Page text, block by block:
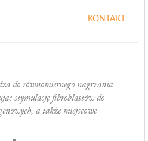
KONTAKT
do równomiernego nagrzania
stymulację fibroblastów do
a także miejscowe